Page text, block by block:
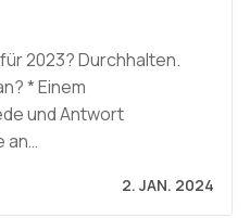
2023? Durchhalten.
* Einem
und Antwort
an…
2. JAN. 2024